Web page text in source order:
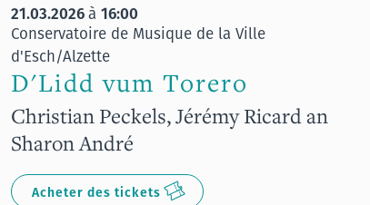
21.03.2026à 16:00
Conservatoire de Musique de la Ville
d'Esch/Alzette
D'Lidd vum Torero
Christian Peckels, Jérémy Ricard an
Sharon André
Acheter des tickets